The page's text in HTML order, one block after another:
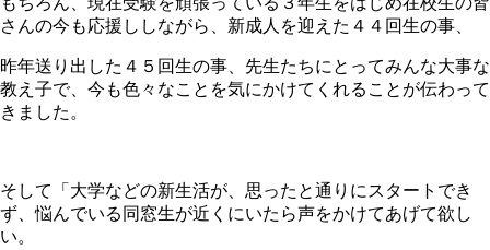
さんの今も応援ししながら、新成人を迎えた４４回生の事、
昨年送り出した４５回生の事、先生たちにとってみんな大事な
教え子で、今も色々なことを気にかけてくれることが伝わって
きました。
そして「大学などの新生活が、思ったと通りにスタートでき
ず、悩んでいる同窓生が近くにいたら声をかけてあげて欲し
い。